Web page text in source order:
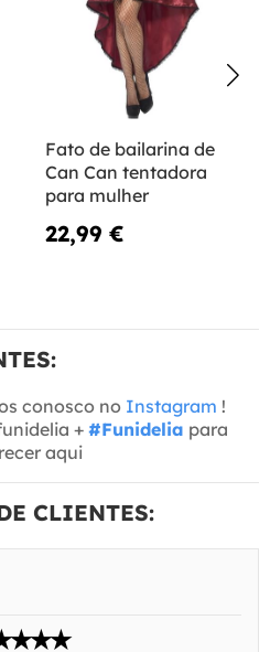
Fato de bailarina de
Can Can tentadora
para mulher
22,99 €
conosco no Instagram !
+ #Funidelia para
aqui
CLIENTES: